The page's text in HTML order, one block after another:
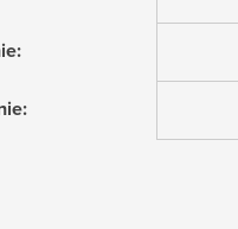
:
: